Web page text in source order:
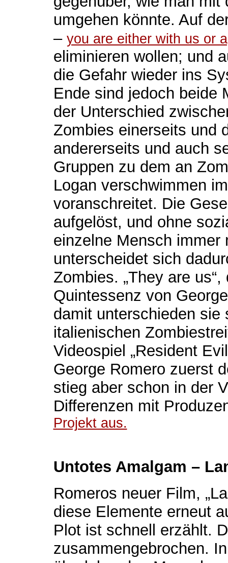
umgehen könnte. Auf
– you are either with us or
eliminieren wollen; und
die Gefahr wieder ins
Ende sind jedoch beide
der Unterschied
Zombies einerseits und
andererseits und auch
Gruppen zu dem an
Logan verschwimmen
voranschreitet. Die
aufgelöst, und ohne
einzelne Mensch immer
unterscheidet sich
Zombies. „They are
Quintessenz von
damit unterschieden sie
italienischen
Videospiel „Resident
George Romero zuerst
stieg aber schon in der
Differenzen mit
Projekt aus.
Untotes Amalgam –
Romeros neuer Film,
diese Elemente erneut
Plot ist schnell erzählt.
zusammengebrochen.